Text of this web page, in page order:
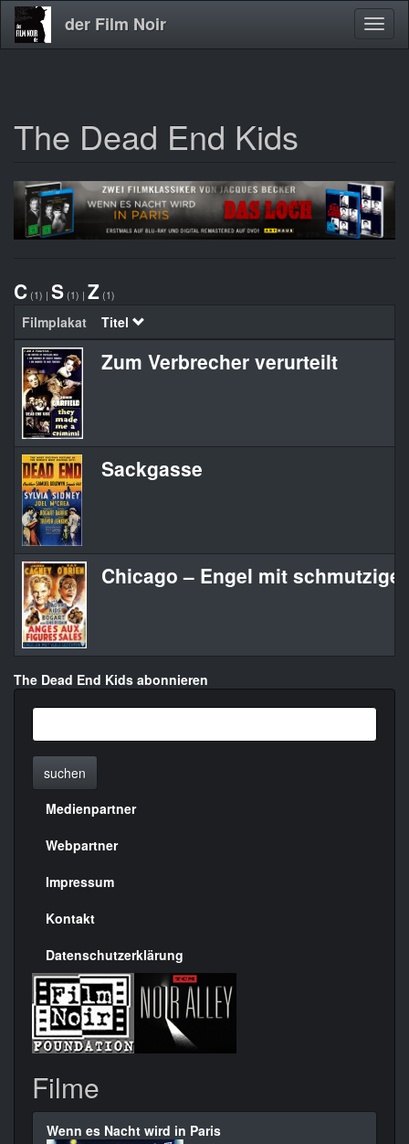
Direkt
zum
der Film Noir
The Dead End Kids
C (1) | S (1) | Z (1)
Filmplakat Titel
Zum Verbrecher verurteilt
Sackgasse
Chicago – Engel mit
The Dead End Kids abonnieren
suchen
Menülinks
rechte
Seite
Medienpartner
Webpartner
Impressum
Kontakt
Datenschutzerklärung
Filme
Wenn es Nacht wird in Paris